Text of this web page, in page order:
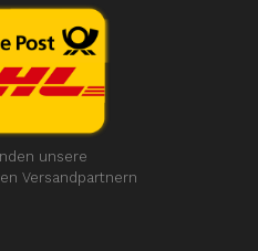
unsere
Versandpartnern